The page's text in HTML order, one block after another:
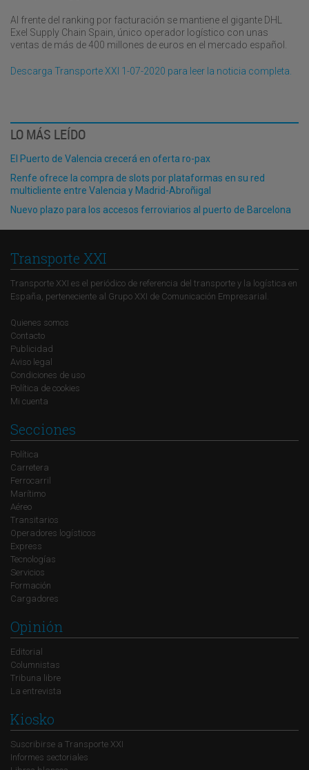
Al frente del ranking por facturación se mantiene el gigante DHL
Exel Supply Chain Spain, único operador logístico con unas
ventas de más de 400 millones de euros en el mercado español.
Descarga Transporte XXI 1-07-2020 para leer la noticia completa.
LO MÁS LEÍDO
El Puerto de Valencia crecerá en oferta ro-pax
Renfe ofrece la compra de slots por plataformas en su red
multicliente entre Valencia y Madrid-Abroñigal
Nuevo plazo para los accesos ferroviarios al puerto de Barcelona
Transporte XXI
Transporte XXI es el periódico de referencia del transporte y la logística en
España, perteneciente al Grupo XXI de Comunicación Empresarial.
Quienes somos
Contacto
Publicidad
Aviso legal
Condiciones de uso
Política de cookies
Mi cuenta
Secciones
Política
Carretera
Ferrocarril
Marítimo
Aéreo
Transitarios
Operadores logísticos
Express
Tecnologías
Servicios
Formación
Cargadores
Opinión
Editorial
Columnistas
Tribuna libre
La entrevista
Kiosko
Suscribirse a Transporte XXI
Informes sectoriales